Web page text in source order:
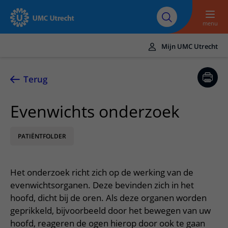
Naar hoofdinhoud
Over UMC
Utrecht
Research
Werken bij het UMC
Utrecht
menu
UMC Utrecht
Zorg en behandeling
Ziekten en aandoeningen
Poliklinieken
Verpleegafdelingen
Onze zorgverleners
Afspraak en opname
Bezoek aan de polikliniek
Opname in het ziekenhuis
Voorbereiding op uw afspraak
Op bezoek in het UMC Utrecht
Apotheek
Winkels en restaurants
Contact en route
Spoed
Contactgegevens
Verwijzers
Patiënt verwijzen
Mijn UMC Utrecht
Terug
Evenwichts onderzoek
PATIËNTFOLDER
Het onderzoek richt zich op de werking van de
evenwichtsorganen. Deze bevinden zich in het
hoofd, dicht bij de oren. Als deze organen worden
geprikkeld, bijvoorbeeld door het bewegen van uw
hoofd, reageren de ogen hierop door ook te gaan